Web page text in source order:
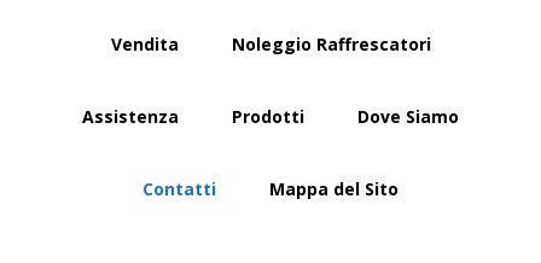
Vendita Noleggio Raffrescatori
Assistenza Prodotti Dove Siamo
Contatti Mappa del Sito